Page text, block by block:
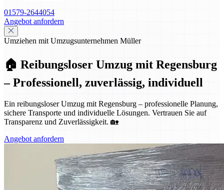
01579-2644054
Angebot anfordern
Umziehen mit Umzugsunternehmen Müller
🏠 Reibungsloser Umzug mit Regensburg
– Professionell, zuverlässig, individuell
Ein reibungsloser Umzug mit Regensburg – professionelle Planung,
sichere Transporte und individuelle Lösungen. Vertrauen Sie auf
Transparenz und Zuverlässigkeit. 🏡
Angebot anfordern